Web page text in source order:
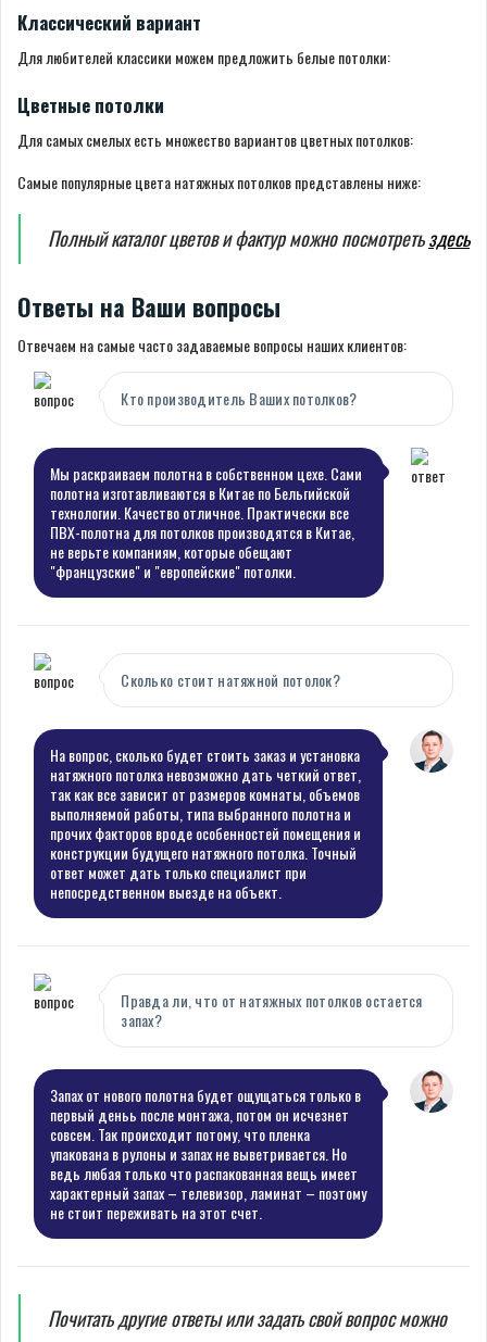
Классический вариант
Для любителей классики можем предложить белые потолки:
Цветные потолки
Для самых смелых есть множество вариантов цветных потолков:
Самые популярные цвета натяжных потолков представлены ниже:
Полный каталог цветов и фактур можно посмотретьздесь
Ответы на Ваши вопросы
Отвечаем на самые часто задаваемые вопросы наших клиентов:
Кто производитель Ваших потолков?
Мы раскраиваем полотна в собственном цехе. Сами
полотна изготавливаются в Китае по Бельгийской
технологии. Качество отличное. Практически все
ПВХ-полотна для потолков производятся в Китае,
не верьте компаниям, которые обещают
"французские" и "европейские" потолки.
Сколько стоит натяжной потолок?
На вопрос, сколько будет стоить заказ и установка
натяжного потолка невозможно дать четкий ответ,
так как все зависит от размеров комнаты, объемов
выполняемой работы, типа выбранного полотна и
прочих факторов вроде особенностей помещения и
конструкции будущего натяжного потолка. Точный
ответ может дать только специалист при
непосредственном выезде на объект.
Правда ли, что от натяжных потолков остается
запах?
Запах от нового полотна будет ощущаться только в
первый деньь после монтажа, потом он исчезнет
совсем. Так происходит потому, что пленка
упакована в рулоны и запах не выветривается. Но
ведь любая только что распакованная вещь имеет
характерный запах – телевизор, ламинат – поэтому
не стоит переживать на этот счет.
Почитать другие ответы или задать свой вопрос можно